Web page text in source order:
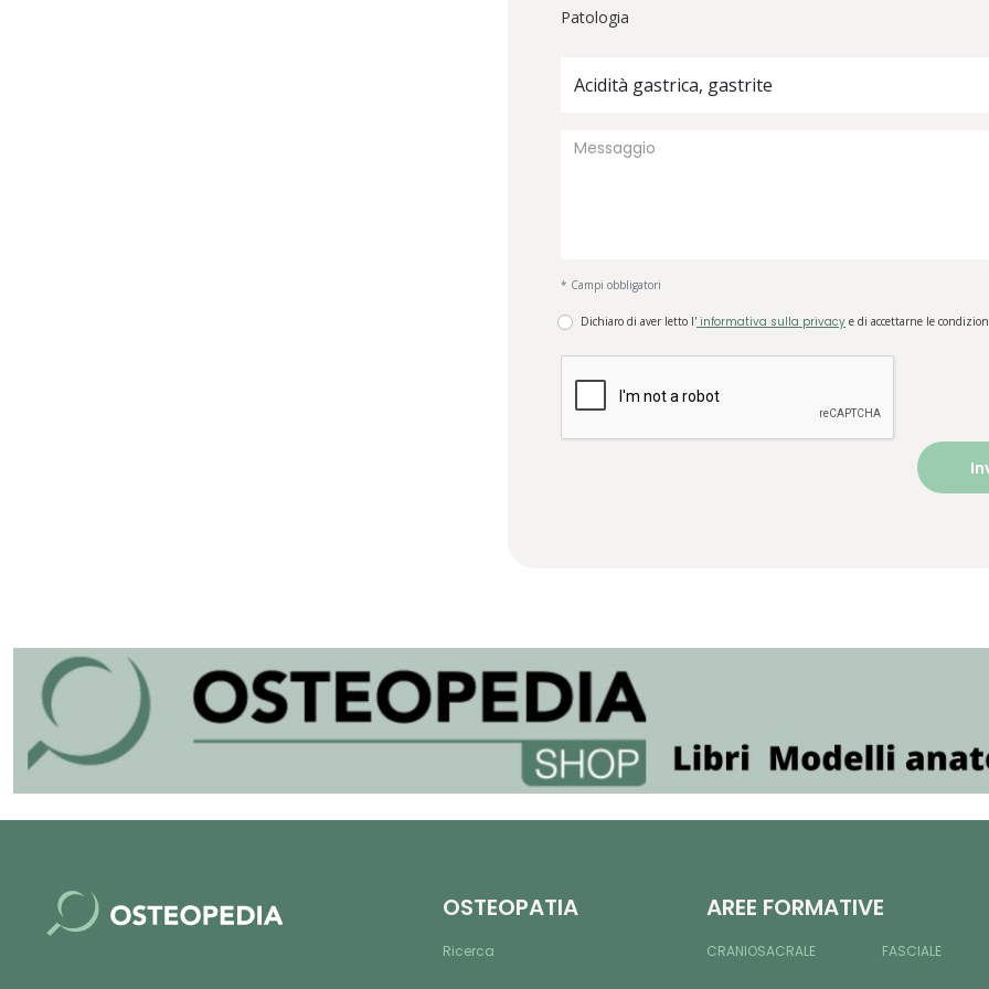
Patologia
Acidità gastrica, gastrite
* Campi obbligatori
Dichiaro di aver letto l' informativa sulla privacy e di accettarne le
OSTEOPATIA
Ricerca
AREE FORMATIVE
CRANIOSACRALE FASCIALE